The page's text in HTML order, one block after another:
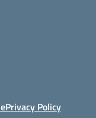
Privacy Policy